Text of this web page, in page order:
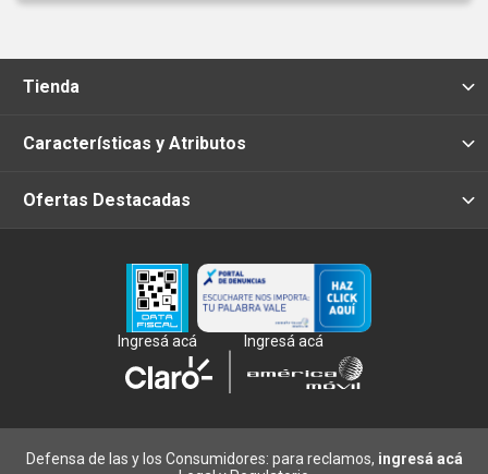
Tienda
Características y Atributos
Ofertas Destacadas
Ingresá acá Ingresá acá
Defensa de las y los Consumidores: para reclamos, ingresá acá